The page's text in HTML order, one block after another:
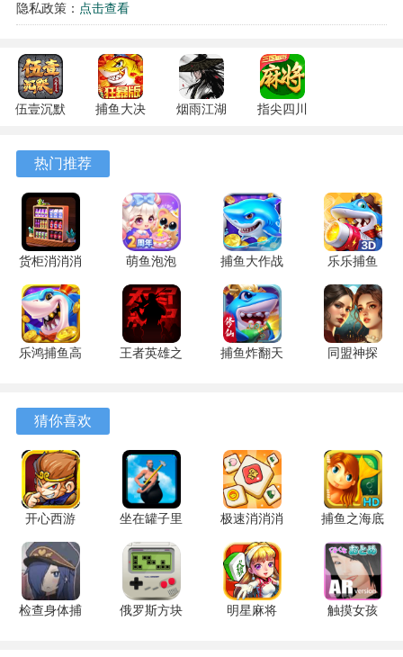
游戏特色
1、游戏内存在一种特殊的资源类型，仅能通过击败特定精英
敌人获得，用于解锁隐藏的防御建筑。
2、每个大章节的最终关卡会引入独特的首领单位，这些首领
隐私政策： 点击查看
伍壹沉默
安卓版
捕鱼大决
122.7.291
烟雨江湖
指尖四川
热门推荐
货柜消消消
1.0.2 安卓
版
萌鱼泡泡
3.4.1.6 安
卓版
捕鱼大作战
1.5112 手
机版
乐乐捕鱼
9.2 安卓版
乐鸿捕鱼高
王者英雄之
捕鱼炸翻天
同盟神探
猜你喜欢
开心西游
1.3.4 官方
版
坐在罐子里
的人 2.0.3
安卓版
极速消消消
红包版
1.1.1 安卓
版
捕鱼之海底
捞经典版
5.3.1 安卓
版
检查身体捕
俄罗斯方块
明星麻将
触摸女孩